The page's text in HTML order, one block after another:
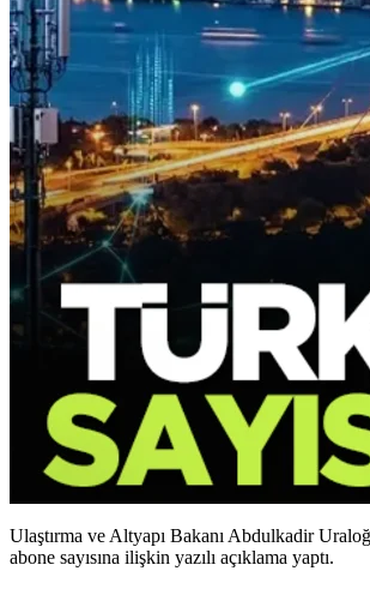
Ulaştırma ve Altyapı Bakanı Abdulkadir
abone sayısına ilişkin yazılı açıklama yaptı.